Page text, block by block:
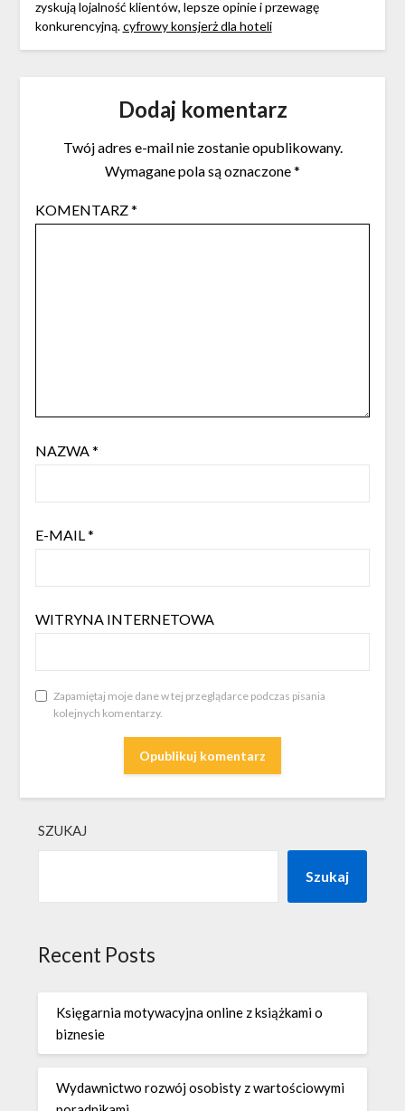
zyskują lojalność klientów, lepsze opinie i przewagę
konkurencyjną.cyfrowy konsjerż dla hoteli
Dodaj komentarz
Twój adres e-mail nie zostanie opublikowany.
Wymagane pola są oznaczone*
KOMENTARZ*
NAZWA*
E-MAIL*
WITRYNA INTERNETOWA
Zapamiętaj moje dane w tej przeglądarce podczas pisania
kolejnych komentarzy.
SZUKAJ
Szukaj
Recent Posts
Księgarnia motywacyjna online z książkami o
biznesie
Wydawnictwo rozwój osobisty z wartościowymi